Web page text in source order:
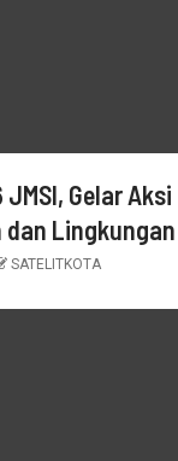
Gelar Aksi
Lingkungan
SATELITKOTA